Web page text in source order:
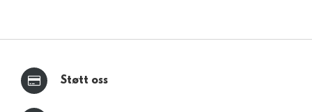
Støtt oss